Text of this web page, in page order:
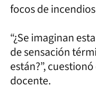
focos de
“¿Se imaginan
de sensación
están?”,
docente.